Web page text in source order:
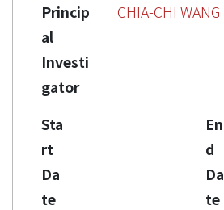
Princip
al
Investi
gator
CHIA-CHI WANG
Sta
rt
Da
te
En
d
Da
te